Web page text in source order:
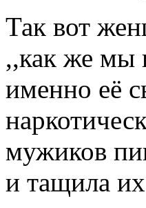
Так вот
,,как же мы
именно её
мужиков
и тащила